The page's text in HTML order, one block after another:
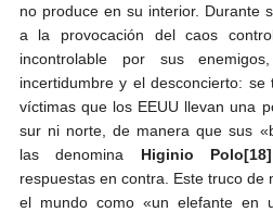
no produce en su interior. Durante
a la provocación del caos
incontrolable por sus
incertidumbre y el desconcierto:
víctimas que los EEUU llevan una
sur ni norte, de manera que sus
las denomina Higinio Polo[18]
respuestas en contra. Este truco
el mundo como «un elefante en